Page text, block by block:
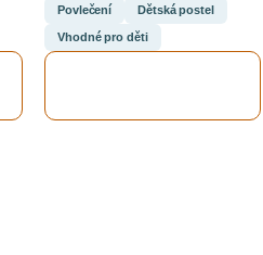
Povlečení Dětská postel
Vhodné pro děti